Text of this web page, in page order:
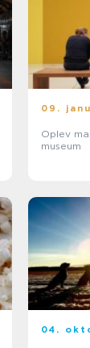
09.
Oplev
museum
04.